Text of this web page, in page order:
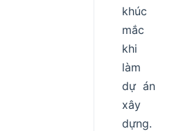
khúc
mắc
khi
làm
dự án
xây
dựng.